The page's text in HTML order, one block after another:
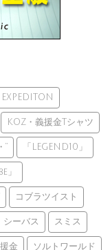
KOZ・義援金Tシャツ
” 「LEGEND10」
」
コブラツイスト
シーバス スミス
金 ソルトワールド